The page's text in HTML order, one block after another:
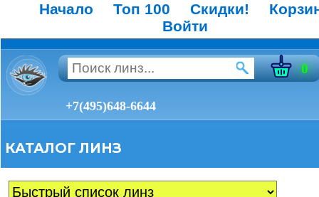
Начало Топ 100 Скидки!
Войти
0
+7(495)648-6644
КАТАЛОГ ЛИНЗ